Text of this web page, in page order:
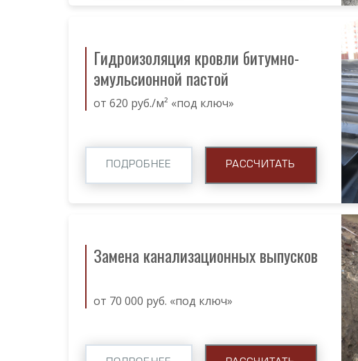
Гидроизоляция кровли битумно-
эмульсионной пастой
от 620 руб./м² «под ключ»
ПОДРОБНЕЕ РАССЧИТАТЬ
Замена канализационных выпусков
от 70 000 руб. «под ключ»